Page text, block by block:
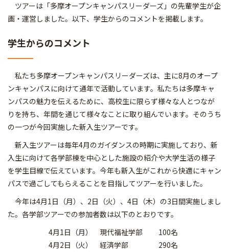
ツアーは「多摩オープンキャンパスリーダーズ」の先輩学生が企
画・運営しました。以下、学生からのコメントを掲載します。
学生からのコメント
私たち多摩オープンキャンパスリーダーズは、主に8月のオープ
ンキャンパスに向けて通年で活動しています。私たちは多摩キャ
ンパスの魅力を伝えるために、高校生に限らず様々な人とつなが
りを持ち、年間を通じて様々なことに取り組んでいます。そのうち
の一つが今回実施した新入生ツアーです。
新入生ツアーは毎年4月のガイダンスの時期に実施しており、新
入生に向けて各学部棟を中心とした施設の紹介や大学生活の様子
を学生目線で伝えています。今年も新入生がこれから快適にキャン
パスで過ごしてもらえることを目指してツアーを行いました。
今年は4月1日（月）、2日（火）、4日（木）の3日間実施しまし
た。各学部ツアーでの参加者数は以下のとおりです。
4月1日（月） 現代福祉学部 100名
4月2日（火） 経済学部 290名